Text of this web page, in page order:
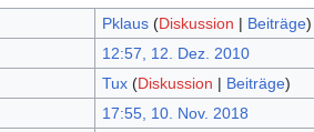
Pklaus (Diskussion | Beiträge)
12:57, 12. Dez. 2010
Tux (Diskussion | Beiträge)
17:55, 10. Nov. 2018